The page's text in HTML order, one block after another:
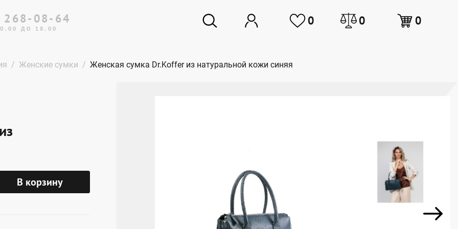
268-08-64
ДО 18.00
0 0 0
Женские сумки Женская сумка Dr.Koffer из натуральной кожи синяя
В корзину